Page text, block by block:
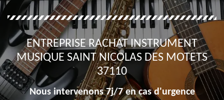
ENTREPRISE RACHAT INSTRUMENT
MUSIQUE SAINT NICOLAS DES MOTETS
37110
Nous intervenons 7j/7 en cas d'urgence